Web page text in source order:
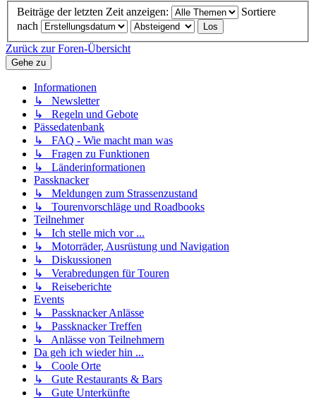
Beiträge der letzten Zeit anzeigen:
Sortiere
nach
Zurück zur Foren-Übersicht
Gehe zu
Informationen
↳ Newsletter
↳ Regeln und Gebote
Pässedatenbank
↳ FAQ - Wie macht man was
↳ Fragen zu Funktionen
↳ Länderinformationen
Passknacker
↳ Meldungen zum Strassenzustand
↳ Tourenvorschläge und Roadbooks
Teilnehmer
↳ Ich stelle mich vor ...
↳ Motorräder, Ausrüstung und Navigation
↳ Diskussionen
↳ Verabredungen für Touren
↳ Reiseberichte
Events
↳ Passknacker Anlässe
↳ Passknacker Treffen
↳ Anlässe von Teilnehmern
Da geh ich wieder hin ...
↳ Coole Orte
↳ Gute Restaurants & Bars
↳ Gute Unterkünfte